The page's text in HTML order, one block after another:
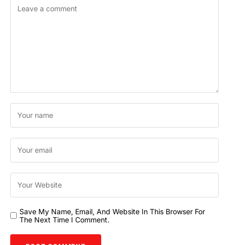
Save My Name, Email, And Website In This Browser For
The Next Time I Comment.